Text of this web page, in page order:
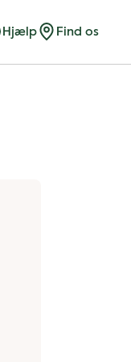
Hjælp Find os